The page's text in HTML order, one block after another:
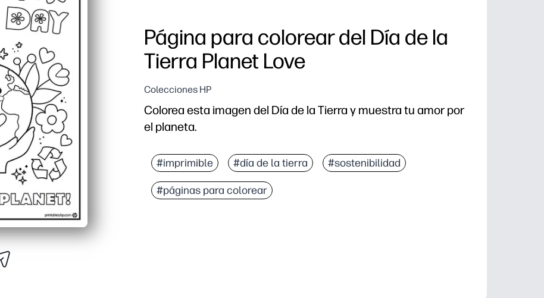
Página para colorear del Día de la
Tierra Planet Love
Colecciones HP
Colorea esta imagen del Día de la Tierra y muestra tu amor por
el planeta.
#imprimible #día de la tierra #sostenibilidad
#páginas para colorear